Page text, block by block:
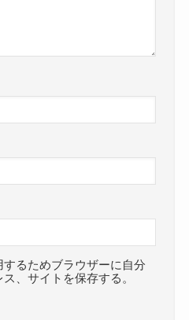
るためブラウザーに自分
、サイトを保存する。